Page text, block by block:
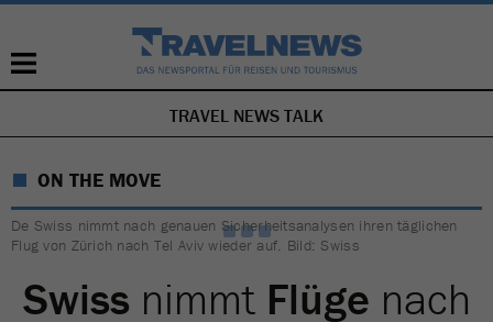
NAVIGATION
ÜBERSPRINGEN
TRAVEL NEWS TALK
ON THE MOVE
De Swiss nimmt nach genauen Sicherheitsanalysen ihren täglichen
Flug von Zürich nach Tel Aviv wieder auf. Bild: Swiss
Swiss nimmt Flüge nach